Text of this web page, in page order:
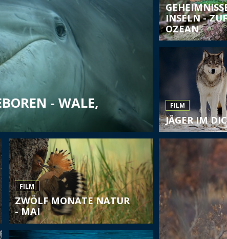
- WALE,
INSELN -
OZEAN
FILM
JÄGER IM
FILM
ZWÖLF MONATE NATUR
- MAI